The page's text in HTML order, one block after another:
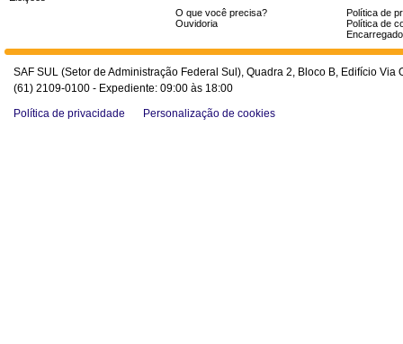
O que você precisa?
Ouvidoria
Política de
Política de
SAF SUL (Setor de Administração Federal Sul), Quadra 2, Bloco B, Edifício
(61) 2109-0100 - Expediente: 09:00 às 18:00
Política de privacidade
Personalização de cookies